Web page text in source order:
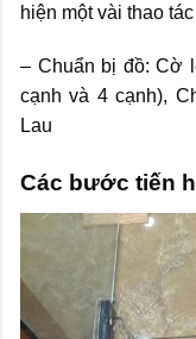
hiện một vài thao
– Chuẩn bị đồ: Cờ
cạnh và 4 cạnh),
Lau
Các bước tiến